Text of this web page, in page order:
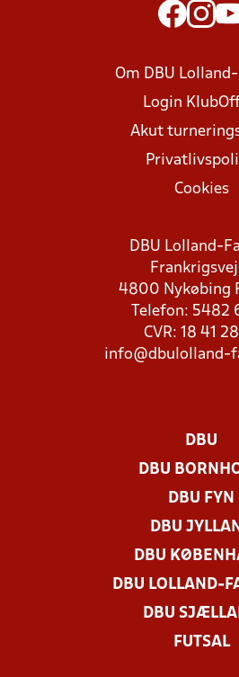
Om DBU
Login
Akut
Cookies
DBU Lolland-
Frankrigsvej
4800 Nykøbing
Telefon: 5482
CVR: 18 41
info@dbulolland-
DBU
DBU
DBU FYN
DBU
DBU
DBU LOLLAND-
DBU
FUTSAL